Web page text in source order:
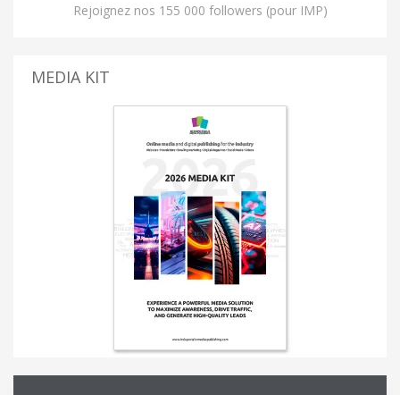
Rejoignez nos 155 000 followers (pour IMP)
MEDIA KIT